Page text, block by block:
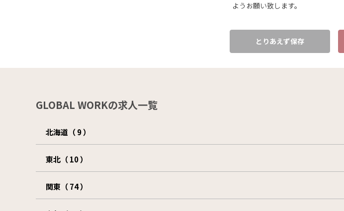
ようお願い致します。
とりあえず保存
GLOBAL WORKの求人一覧
北海道（ 9 ）
東北（ 10 ）
関東（ 74 ）